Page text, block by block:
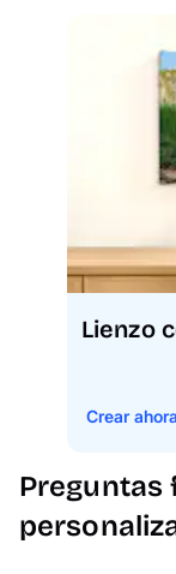
Lienzo
Crear ahora
Preguntas